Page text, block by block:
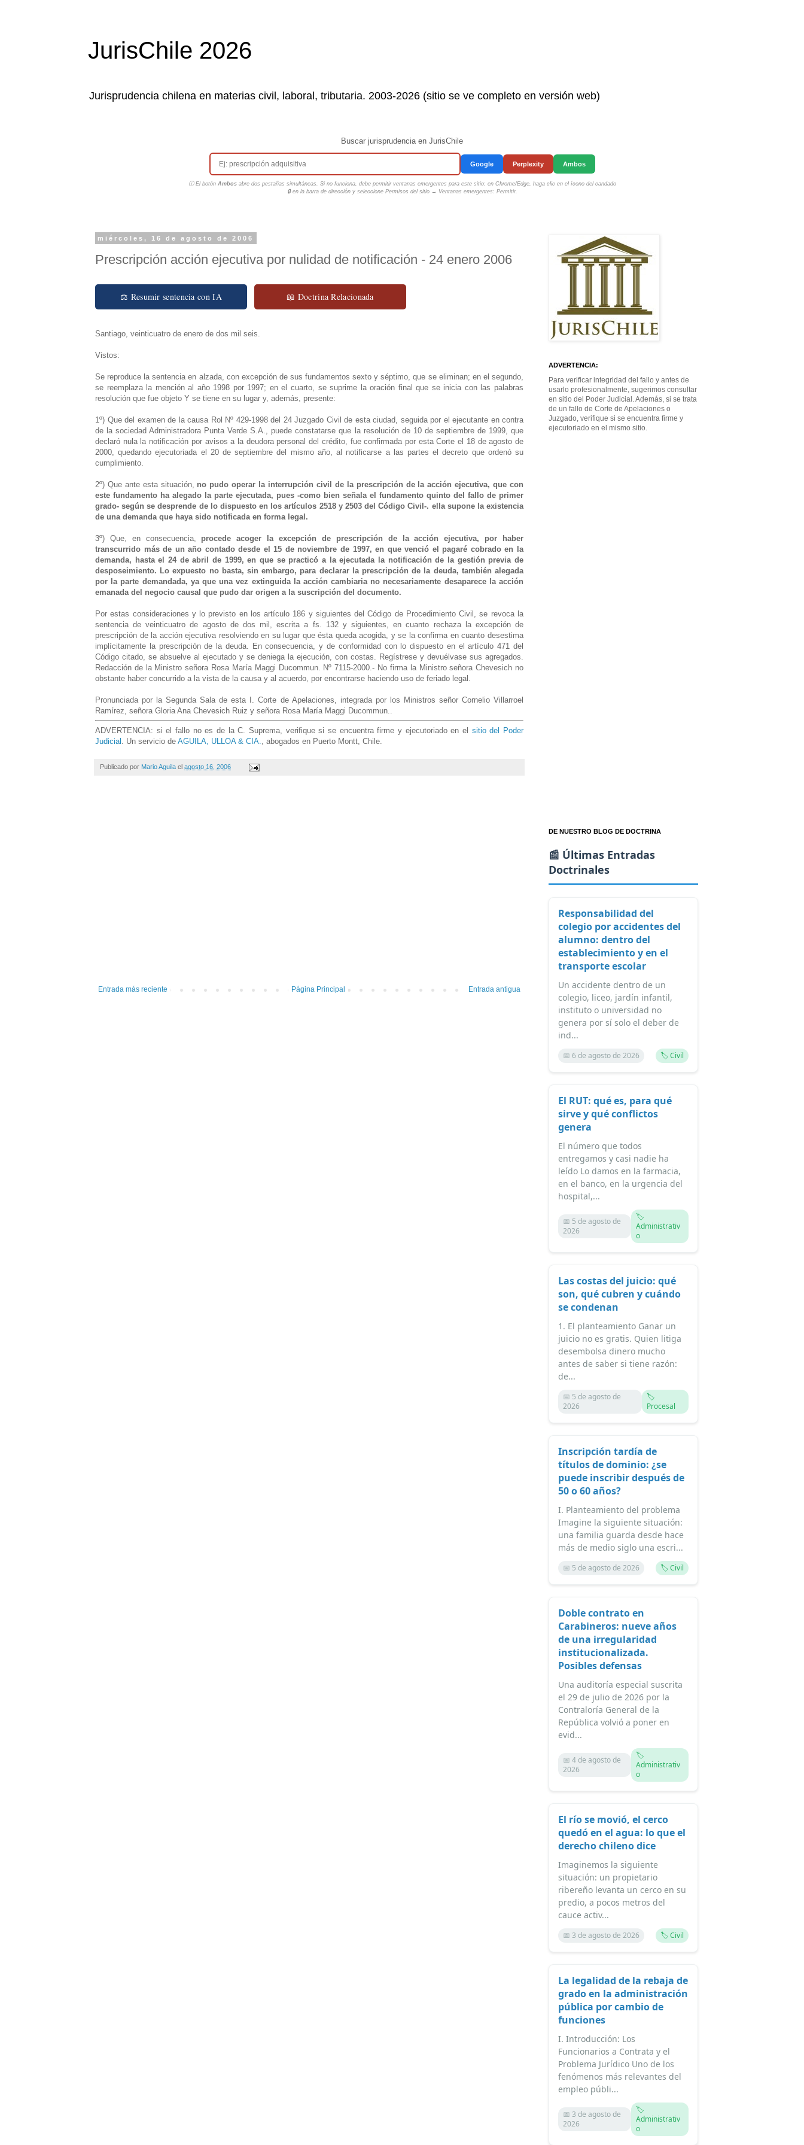
JurisChile 2026
Jurisprudencia chilena en materias civil, laboral, tributaria. 2003-2026 (sitio se ve completo en versión web)
Buscar jurisprudencia en JurisChile
Google Perplexity Ambos
ⓘ El botón Ambosabre dos pestañas simultáneas. Si no funciona, debe permitir ventanas emergentes para este sitio: en Chrome/Edge, haga clic en el ícono del candado
🔒 en la barra de dirección y seleccione Permisos del sitio → Ventanas emergentes: Permitir.
miércoles, 16 de agosto de 2006
Prescripción acción ejecutiva por nulidad de notificación - 24 enero 2006
⚖ Resumir sentencia con IA 📖 Doctrina Relacionada
Santiago, veinticuatro de enero de dos mil seis.
Vistos:
Se reproduce la sentencia en alzada, con excepción de sus fundamentos sexto y séptimo, que se eliminan; en el segundo,
se reemplaza la mención al año 1998 por 1997; en el cuarto, se suprime la oración final que se inicia con las palabras
resolución que fue objeto Y se tiene en su lugar y, además, presente:
1º) Que del examen de la causa Rol Nº 429-1998 del 24 Juzgado Civil de esta ciudad, seguida por el ejecutante en contra
de la sociedad Administradora Punta Verde S.A., puede constatarse que la resolución de 10 de septiembre de 1999, que
declaró nula la notificación por avisos a la deudora personal del crédito, fue confirmada por esta Corte el 18 de agosto de
2000, quedando ejecutoriada el 20 de septiembre del mismo año, al notificarse a las partes el decreto que ordenó su
cumplimiento.
2º) Que ante esta situación, no pudo operar la interrupción civil de la prescripción de la acción ejecutiva, que con
este fundamento ha alegado la parte ejecutada, pues -como bien señala el fundamento quinto del fallo de primer
grado- según se desprende de lo dispuesto en los artículos 2518 y 2503 del Código Civil-. ella supone la existencia
de una demanda que haya sido notificada en forma legal.
3º) Que, en consecuencia, procede acoger la excepción de prescripción de la acción ejecutiva, por haber
transcurrido más de un año contado desde el 15 de noviembre de 1997, en que venció el pagaré cobrado en la
demanda, hasta el 24 de abril de 1999, en que se practicó a la ejecutada la notificación de la gestión previa de
desposeimiento. Lo expuesto no basta, sin embargo, para declarar la prescripción de la deuda, también alegada
por la parte demandada, ya que una vez extinguida la acción cambiaria no necesariamente desaparece la acción
emanada del negocio causal que pudo dar origen a la suscripción del documento.
Por estas consideraciones y lo previsto en los artículo 186 y siguientes del Código de Procedimiento Civil, se revoca la
sentencia de veinticuatro de agosto de dos mil, escrita a fs. 132 y siguientes, en cuanto rechaza la excepción de
prescripción de la acción ejecutiva resolviendo en su lugar que ésta queda acogida, y se la confirma en cuanto desestima
implícitamente la prescripción de la deuda. En consecuencia, y de conformidad con lo dispuesto en el artículo 471 del
Código citado, se absuelve al ejecutado y se deniega la ejecución, con costas. Regístrese y devuélvase sus agregados.
Redacción de la Ministro señora Rosa María Maggi Ducommun. Nº 7115-2000.- No firma la Ministro señora Chevesich no
obstante haber concurrido a la vista de la causa y al acuerdo, por encontrarse haciendo uso de feriado legal.
Pronunciada por la Segunda Sala de esta I. Corte de Apelaciones, integrada por los Ministros señor Cornelio Villarroel
Ramírez, señora Gloria Ana Chevesich Ruiz y señora Rosa María Maggi Ducommun.
ADVERTENCIA: si el fallo no es de la C. Suprema, verifique si se encuentra firme y ejecutoriado en el sitio del Poder
Judicial
. Un servicio de AGUILA, ULLOA & CIA. , abogados en Puerto Montt, Chile.
Publicado por Mario Aguila el agosto 16, 2006
Entrada más reciente Entrada antigua
Página Principal
ADVERTENCIA:
Para verificar integridad del fallo y antes de
usarlo profesionalmente, sugerimos consultar
en sitio del Poder Judicial. Además, si se trata
de un fallo de Corte de Apelaciones o
Juzgado, verifique si se encuentra firme y
ejecutoriado en el mismo sitio.
DE NUESTRO BLOG DE DOCTRINA
📰 Últimas Entradas
Doctrinales
Responsabilidad del
colegio por accidentes del
alumno: dentro del
establecimiento y en el
transporte escolar
Un accidente dentro de un
colegio, liceo, jardín infantil,
instituto o universidad no
genera por sí solo el deber de
ind...
📅 6 de agosto de 2026 🏷️ Civil
El RUT: qué es, para qué
sirve y qué conflictos
genera
El número que todos
entregamos y casi nadie ha
leído Lo damos en la farmacia,
en el banco, en la urgencia del
hospital,...
📅 5 de agosto de
2026
🏷️
Administrativ
o
Las costas del juicio: qué
son, qué cubren y cuándo
se condenan
1. El planteamiento Ganar un
juicio no es gratis. Quien litiga
desembolsa dinero mucho
antes de saber si tiene razón:
de...
📅 5 de agosto de
2026
🏷️
Procesal
Inscripción tardía de
títulos de dominio: ¿se
puede inscribir después de
50 o 60 años?
I. Planteamiento del problema
Imagine la siguiente situación:
una familia guarda desde hace
más de medio siglo una escri...
📅 5 de agosto de 2026 🏷️ Civil
Doble contrato en
Carabineros: nueve años
de una irregularidad
institucionalizada.
Posibles defensas
Una auditoría especial suscrita
el 29 de julio de 2026 por la
Contraloría General de la
República volvió a poner en
evid...
📅 4 de agosto de
2026
🏷️
Administrativ
o
El río se movió, el cerco
quedó en el agua: lo que el
derecho chileno dice
Imaginemos la siguiente
situación: un propietario
ribereño levanta un cerco en su
predio, a pocos metros del
cauce activ...
📅 3 de agosto de 2026 🏷️ Civil
La legalidad de la rebaja de
grado en la administración
pública por cambio de
funciones
I. Introducción: Los
Funcionarios a Contrata y el
Problema Jurídico Uno de los
fenómenos más relevantes del
empleo públi...
📅 3 de agosto de
2026
🏷️
Administrativ
o